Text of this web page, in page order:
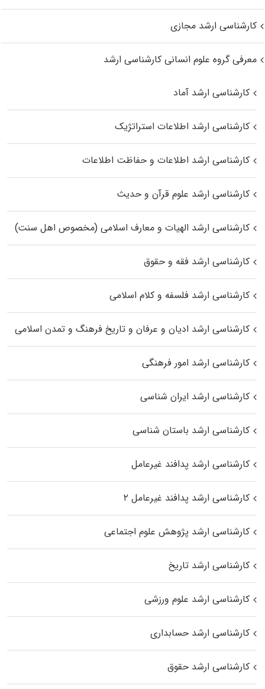
کارشناسی ارشد مجازی
معرفی گروه علوم انسانی کارشناسی ارشد
کارشناسی ارشد آماد
کارشناسی ارشد اطلاعات استراتژیک
کارشناسی ارشد اطلاعات و حفاظت اطلاعات
کارشناسی ارشد علوم قرآن و حدیث
کارشناسی ارشد الهیات و معارف اسلامی (مخصوص اهل سنت)
کارشناسی ارشد فقه و حقوق
کارشناسی ارشد فلسفه و کلام اسلامی
کارشناسی ارشد ادیان و عرفان و تاریخ فرهنگ و تمدن اسلامی
کارشناسی ارشد امور فرهنگی
کارشناسی ارشد ایران شناسی
کارشناسی ارشد باستان شناسی
کارشناسی ارشد پدافند غیرعامل
کارشناسی ارشد پدافند غیرعامل ۲
کارشناسی ارشد پژوهش علوم اجتماعی
کارشناسی ارشد تاریخ
کارشناسی ارشد علوم ورزشی
کارشناسی ارشد حسابداری
کارشناسی ارشد حقوق